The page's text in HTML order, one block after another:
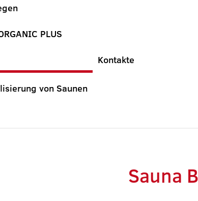
PLUS
von Saunen
Kontakte
Sauna